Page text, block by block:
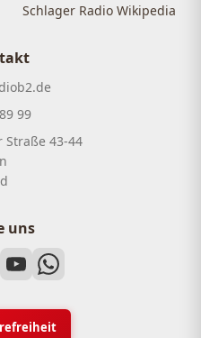
Schlager Radio Wikipedia
99
Straße 43-44
uns